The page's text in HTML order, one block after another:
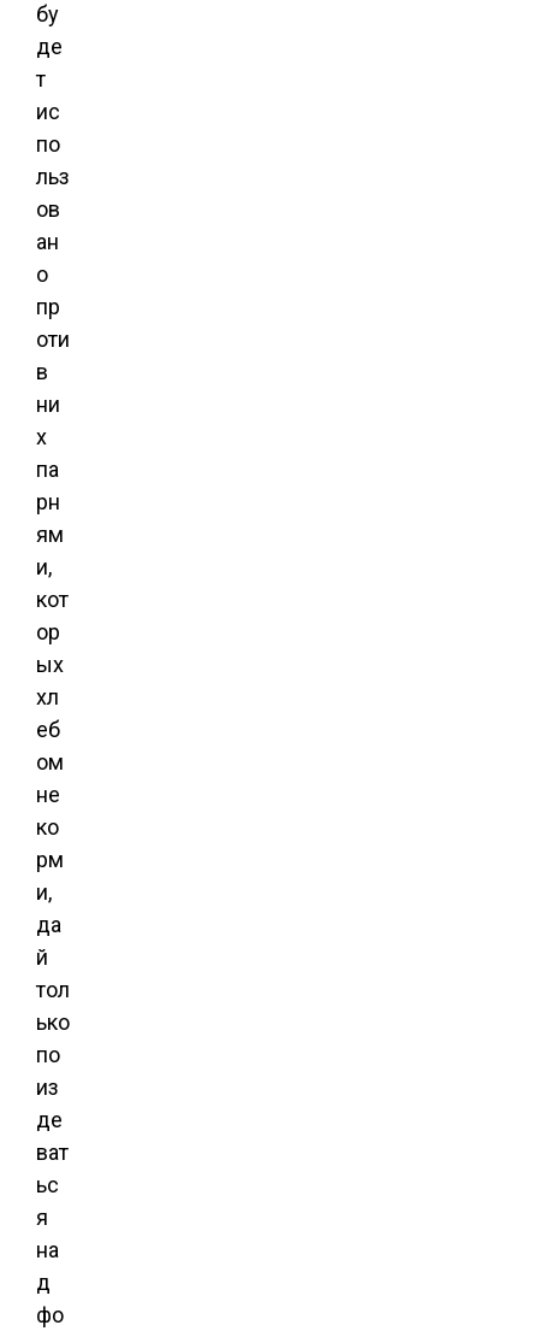
бу
де
т
ис
по
льз
ов
ан
о
пр
оти
в
ни
х
па
рн
ям
и,
кот
ор
ых
хл
еб
ом
не
ко
рм
и,
да
й
тол
ько
по
из
де
ват
ьс
я
на
д
фо